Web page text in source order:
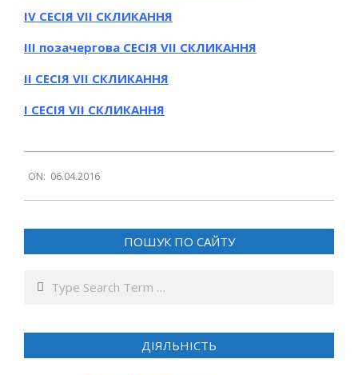
IV СЕСІЯ VIІ СКЛИКАННЯ
III позачергова СЕСІЯ VIІ СКЛИКАННЯ
ІI СЕСІЯ VIІ СКЛИКАННЯ
І СЕСІЯ VIІ СКЛИКАННЯ
04-
06
ON: 06.04.2016
ПОШУК ПО САЙТУ
Search
ДІЯЛЬНІСТЬ